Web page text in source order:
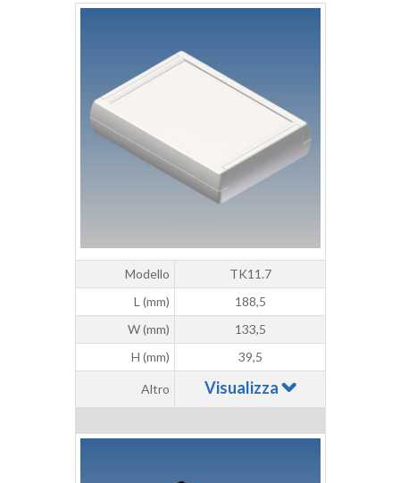
Modello
TK11.7
L (mm)
188,5
W (mm)
133,5
H (mm)
39,5
Altro Visualizza